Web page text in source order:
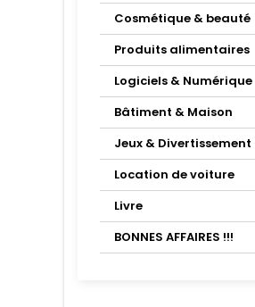
Cosmétique & beauté
Produits alimentaires
Logiciels & Numérique
Bâtiment & Maison
Jeux & Divertissement
Location de voiture
Livre
BONNES AFFAIRES !!!